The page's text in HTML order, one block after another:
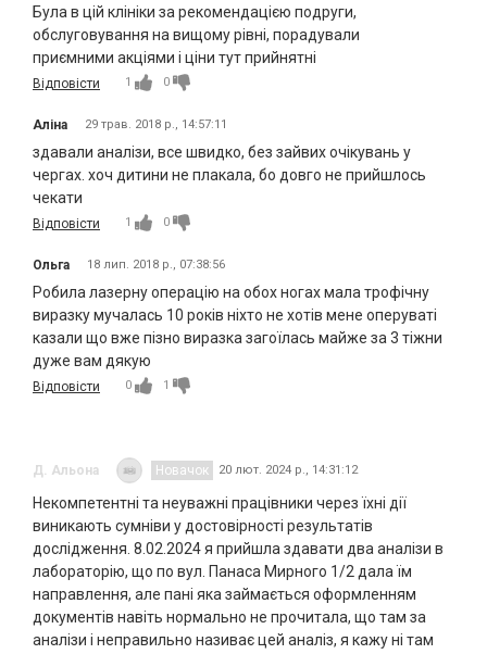
Була в цій клініки за рекомендацією подруги,
обслуговування на вищому рівні, порадували
приємними акціями і ціни тут прийнятні
Відповісти 1 0
Аліна 29 трав. 2018 р., 14:57:11
здавали аналізи, все швидко, без зайвих очікувань у
чергах. хоч дитини не плакала, бо довго не прийшлось
чекати
Відповісти 1 0
Ольга 18 лип. 2018 р., 07:38:56
Робила лазерну операцію на обох ногах мала трофічну
виразку мучалась 10 років ніхто не хотів мене оперуваті
казали що вже пізно виразка загоїлась майже за 3 тіжни
дуже вам дякую
Відповісти 0 1
Д. Альона Новачок 20 лют. 2024 р., 14:31:12
Некомпетентні та неуважні працівники через їхні дії
виникають сумніви у достовірності результатів
дослідження. 8.02.2024 я прийшла здавати два аналізи в
лабораторію, що по вул. Панаса Мирного 1/2 дала їм
направлення, але пані яка займається оформленням
документів навіть нормально не прочитала, що там за
аналізи і неправильно називає цей аналіз, я кажу ні там